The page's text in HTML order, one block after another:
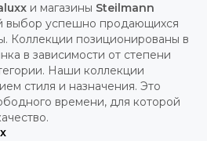
и магазины Steilmann
выбор успешно продающихся
Коллекции позиционированы в
в зависимости от степени
Наши коллекции
стиля и назначения. Это
времени, для которой